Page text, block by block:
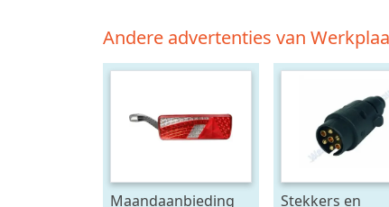
Andere advertenties van
Maandaanbieding Stekkers en